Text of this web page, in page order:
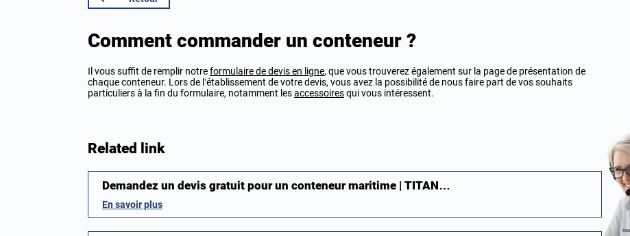
Comment commander un conteneur ?
Il vous suffit de remplir notreformulaire de devis en ligne, que vous trouverez également sur la page de présentation de
chaque conteneur. Lors de l’établissement de votre devis, vous avez la possibilité de nous faire part de vos souhaits
particuliers à la fin du formulaire, notamment lesaccessoiresqui vous intéressent.
Related link
Demandez un devis gratuit pour un conteneur maritime | TITAN…
En savoir plus